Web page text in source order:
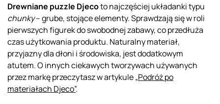
Drewniane puzzle Djecoto najczęściej układanki typu
chunky– grube, stojące elementy. Sprawdzają się w roli
pierwszych figurek do swobodnej zabawy, co przedłuża
czas użytkowania produktu. Naturalny materiał,
przyjazny dla dłoni i środowiska, jest dodatkowym
atutem. O innych ciekawych tworzywach używanych
przez markę przeczytasz w artykule„Podróż po
materiałach Djeco”.